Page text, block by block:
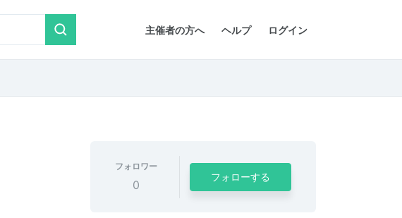
主催者の方へ ヘルプ ログイン
フォロワー
0
フォローする